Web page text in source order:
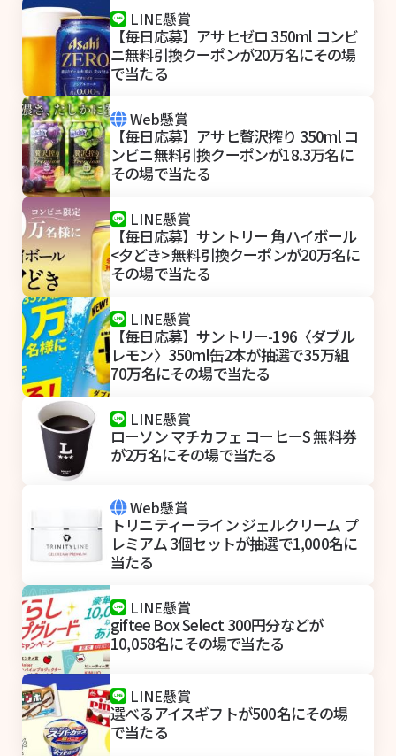
LINE懸賞
【毎日応募】アサヒゼロ 350ml コンビ
ニ無料引換クーポンが20万名にその場
で当たる
Web懸賞
【毎日応募】アサヒ贅沢搾り 350ml コ
ンビニ無料引換クーポンが18.3万名に
その場で当たる
LINE懸賞
【毎日応募】サントリー 角ハイボール
<夕どき> 無料引換クーポンが20万名に
その場で当たる
LINE懸賞
【毎日応募】サントリー-196〈ダブル
レモン〉350ml缶2本が抽選で35万組
70万名にその場で当たる
LINE懸賞
ローソン マチカフェ コーヒーS 無料券
が2万名にその場で当たる
Web懸賞
トリニティーライン ジェルクリーム プ
レミアム 3個セットが抽選で1,000名に
当たる
LINE懸賞
giftee Box Select 300円分などが
10,058名にその場で当たる
LINE懸賞
選べるアイスギフトが500名にその場
で当たる